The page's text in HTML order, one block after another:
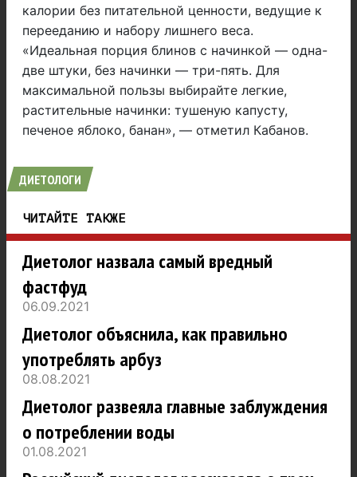
калории без питательной ценности, ведущие к
перееданию и набору лишнего веса.
«Идеальная порция блинов с начинкой — одна-
две штуки, без начинки — три-пять. Для
максимальной пользы выбирайте легкие,
растительные начинки: тушеную капусту,
печеное яблоко, банан», — отметил Кабанов.
ДИЕТОЛОГИ
ЧИТАЙТЕ ТАКЖЕ
Диетолог назвала самый вредный
фастфуд
06.09.2021
Диетолог объяснила, как правильно
употреблять арбуз
08.08.2021
Диетолог развеяла главные заблуждения
о потреблении воды
01.08.2021